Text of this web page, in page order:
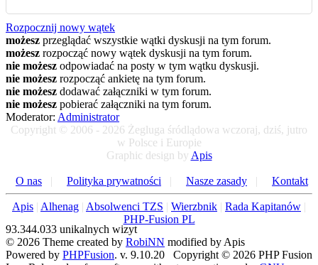
Rozpocznij nowy wątek
możesz przeglądać wszystkie wątki dyskusji na tym forum.
możesz rozpocząć nowy wątek dyskusji na tym forum.
nie możesz odpowiadać na posty w tym wątku dyskusji.
nie możesz rozpocząć ankietę na tym forum.
nie możesz dodawać załączniki w tym forum.
nie możesz pobierać załączniki na tym forum.
Moderator: Administrator
Copyright © 2006 - 2026 Żegluga śródlądowa wczoraj, dziś, jutro
w Polsce i Europie
Graphic design by Apis
O nas | Polityka prywatności | Nasze zasady | Kontakt
Apis | Alhenag | Absolwenci TZS | Wierzbnik | Rada Kapitanów |
PHP-Fusion PL
93.344.033 unikalnych wizyt
© 2026 Theme created by RobiNN modified by Apis
Powered by PHPFusion. v. 9.10.20 Copyright © 2026 PHP Fusion